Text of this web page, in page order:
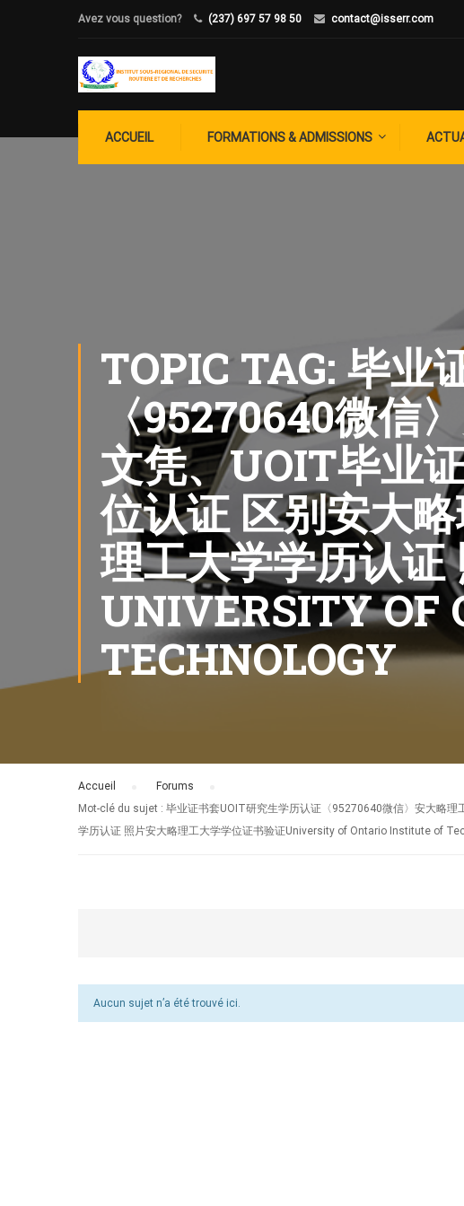
Avez vous question? (237) 697 57 98 50 contact@isserr.com
ACCUEIL FORMATIONS & ADMISSIONS
TOPIC TAG: 毕业
〈95270640微信
文凭、UOIT毕业
位认证 区别安大
理工大学学历认证
UNIVERSITY OF
TECHNOLOGY
Accueil Forums
Mot-clé du sujet : 毕业证书套UOIT研究生学历认证〈95270640微信〉安大略
学历认证 照片安大略理工大学学位证书验证University of Ontario Institute of
Aucun sujet n’a été trouvé ici.